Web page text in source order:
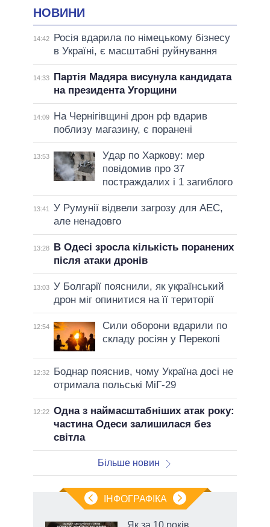
НОВИНИ
14:42
Росія вдарила по німецькому бізнесу
в Україні, є масштабні руйнування
14:33
Партія Мадяра висунула кандидата
на президента Угорщини
14:09
На Чернігівщині дрон рф вдарив
поблизу магазину, є поранені
13:53
Удар по Харкову: мер
повідомив про 37
постраждалих і 1 загиблого
13:41
У Румунії відвели загрозу для АЕС,
але ненадовго
13:28
В Одесі зросла кількість поранених
після атаки дронів
13:03 У Болгарії пояснили, як український
дрон міг опинитися на її території
12:54
Сили оборони вдарили по
складу росіян у Перекопі
12:32
Боднар пояснив, чому Україна досі не
отримала польські МіГ-29
12:22 Одна з наймасштабніших атак року:
частина Одеси залишилася без
світла
Більше новин
ІНФОГРАФІКА
Як за 10 років